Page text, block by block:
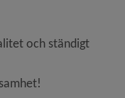
och ständigt